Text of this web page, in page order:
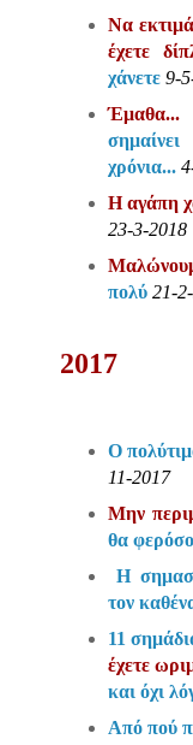
Να
έχετε
χάνετε 9-
Έμαθα...
χρόνια...
Η αγάπη
23-3-2018
πολύ 21-
2017
Ο
11-2017
Μην
θα
Η
τον
11
έχετε
και όχι
Από πού